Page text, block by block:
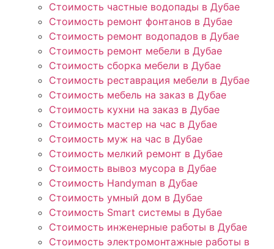
Стоимость частные водопады в Дубае
Стоимость ремонт фонтанов в Дубае
Стоимость ремонт водопадов в Дубае
Стоимость ремонт мебели в Дубае
Стоимость сборка мебели в Дубае
Стоимость реставрация мебели в Дубае
Стоимость мебель на заказ в Дубае
Стоимость кухни на заказ в Дубае
Стоимость мастер на час в Дубае
Стоимость муж на час в Дубае
Стоимость мелкий ремонт в Дубае
Стоимость вывоз мусора в Дубае
Стоимость Handyman в Дубае
Стоимость умный дом в Дубае
Стоимость Smart системы в Дубае
Стоимость инженерные работы в Дубае
Стоимость электромонтажные работы в